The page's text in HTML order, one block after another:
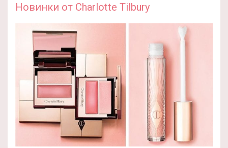
Новинки от Charlotte Tilbury